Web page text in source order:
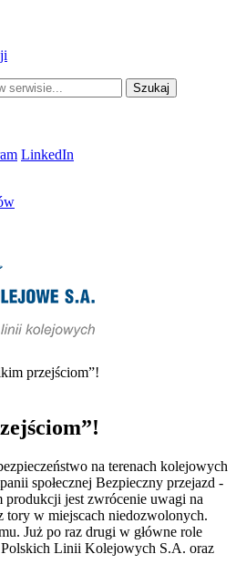
LinkedIn
przejściom”!
na terenach kolejowych
społecznej Bezpieczny przejazd -
jest zwrócenie uwagi na
tory w miejscach niedozwolonych.
Już po raz drugi w główne role
Linii Kolejowych S.A. oraz